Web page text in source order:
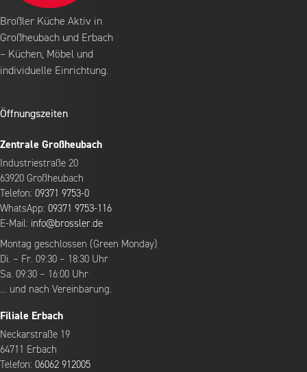
Broßler Küche Aktiv in
Großheubach und Erbach
– Küchen, Möbel und
individuelle Einrichtung.
Öffnungszeiten
Zentrale Großheubach
Industriestraße 20
63920 Großheubach
Telefon: 09371 9753-0
WhatsApp: 09371 9753-116
E-Mail: info@brossler.de
Montag geschlossen (Green Monday)
Di. – Fr. 09:30 – 18:30 Uhr
Sa. 09:30 – 16:00 Uhr
… und nach Vereinbarung.
Filiale Erbach
Neckarstraße 19
64711 Erbach
Telefon: 06062 912005